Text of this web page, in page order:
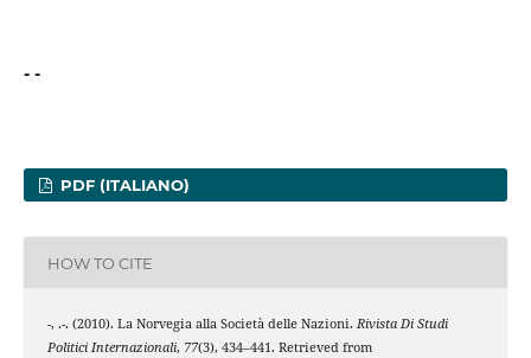
- -
PDF (ITALIANO)
HOW TO CITE
-, .-. (2010). La Norvegia alla Società delle Nazioni. Rivista Di Studi
Politici Internazionali, 77(3), 434–441. Retrieved from